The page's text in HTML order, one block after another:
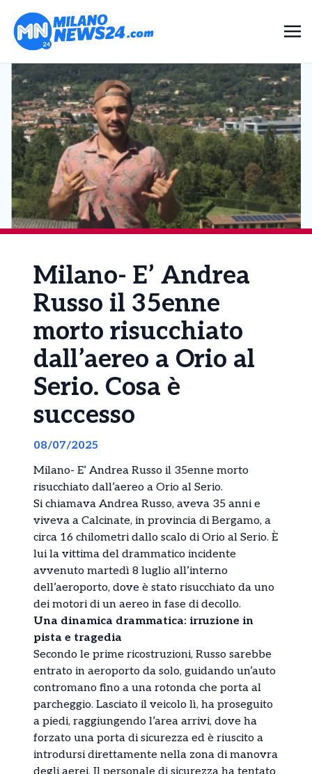
Milano- E’ Andrea
Russo il 35enne
morto risucchiato
dall’aereo a Orio al
Serio. Cosa è
successo
08/07/2025
Milano- E’ Andrea Russo il 35enne morto
risucchiato dall’aereo a Orio al Serio.
Si chiamava Andrea Russo, aveva 35 anni e
viveva a Calcinate, in provincia di Bergamo, a
circa 16 chilometri dallo scalo di Orio al Serio. È
lui la vittima del drammatico incidente
avvenuto martedì 8 luglio all’interno
dell’aeroporto, dove è stato risucchiato da uno
dei motori di un aereo in fase di decollo.
Una dinamica drammatica: irruzione in
pista e tragedia
Secondo le prime ricostruzioni, Russo sarebbe
entrato in aeroporto da solo, guidando un’auto
contromano fino a una rotonda che porta al
parcheggio. Lasciato il veicolo lì, ha proseguito
a piedi, raggiungendo l’area arrivi, dove ha
forzato una porta di sicurezza ed è riuscito a
introdursi direttamente nella zona di manovra